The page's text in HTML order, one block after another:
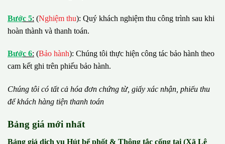
Bước 5: (Nghiệm thu): Quý khách nghiệm thu công trình sau khi
hoàn thành và thanh toán.
Bước 6: (Bảo hành): Chúng tôi thực hiện công tác bảo hành theo
cam kết ghi trên phiếu bảo hành.
Chúng tôi có tất cả hóa đơn chứng từ, giấy xác nhận, phiếu thu
đểkhách hàng tiện thanh toán
Bảng giá mới nhất
Bảng giá dịch vụ Hút bể phốt & Thông tắc cống tại (Xã Lê